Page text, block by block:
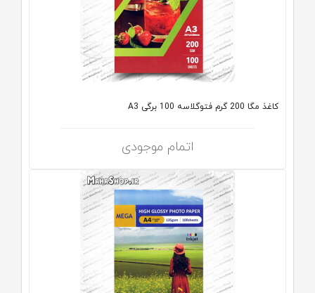
کاغذ مگا 200 گرم فتوگلاسه 100 برگی A3
اتمام موجودی